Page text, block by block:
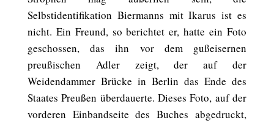
Selbstidentifikation Biermanns mit Ikarus ist es
nicht. Ein Freund, so berichtet er, hatte ein Foto
geschossen, das ihn vor dem gußeisernen
preußischen Adler zeigt, der auf der
Weidendammer Brücke in Berlin das Ende des
Staates Preußen überdauerte. Dieses Foto, auf der
vorderen Einbandseite des Buches abgedruckt,